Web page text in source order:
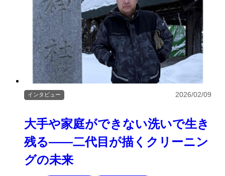
大手や家庭ができない洗いで生き
残る――二代目が描くクリーニン
グの未来
インタビュー 2026/02/09